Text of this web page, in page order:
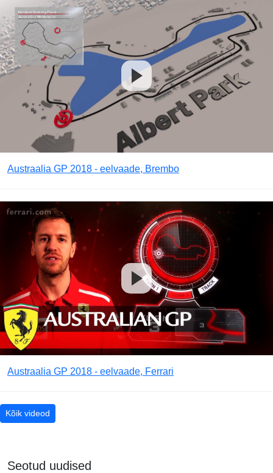
Austraalia GP 2018 - eelvaade, Brembo
Austraalia GP 2018 - eelvaade, Ferrari
Kõik videod
Seotud uudised